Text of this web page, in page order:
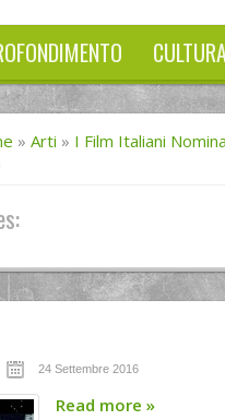
» Arti » I Film Italiani
24 Settembre 2016
Read more »